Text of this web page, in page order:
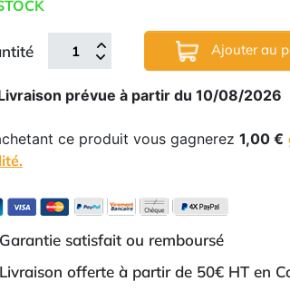
Ajouter au
prévue à partir du 10/08/2026
ce produit vous gagnerez 1,00 €
Garantie satisfait ou remboursé
Livraison offerte à partir de 50€ HT en